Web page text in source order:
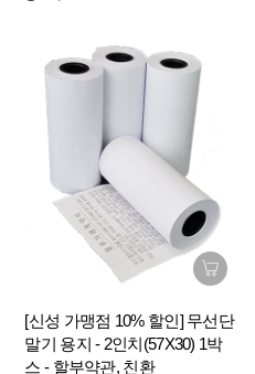
[신성 가맹점 10% 할인] 무선단
말기 용지 - 2인치(57X30) 1박
스 - 할부약관, 친환